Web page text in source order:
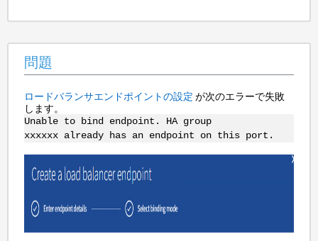
問題
ロードバランサエンドポイントの設定 が次のエラーで失敗
します。
Unable to bind endpoint. HA group
xxxxxx already has an endpoint on this port.